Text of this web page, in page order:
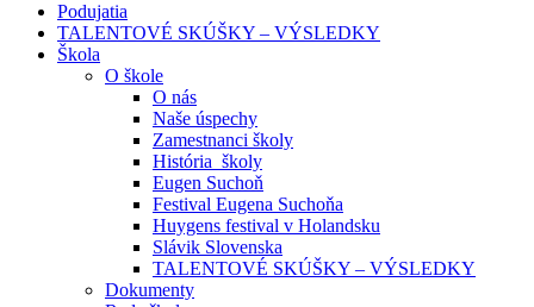
Podujatia
TALENTOVÉ SKÚŠKY – VÝSLEDKY
Škola
O škole
O nás
Naše úspechy
Zamestnanci školy
História školy
Eugen Suchoň
Festival Eugena Suchoňa
Huygens festival v Holandsku
Slávik Slovenska
TALENTOVÉ SKÚŠKY – VÝSLEDKY
Dokumenty